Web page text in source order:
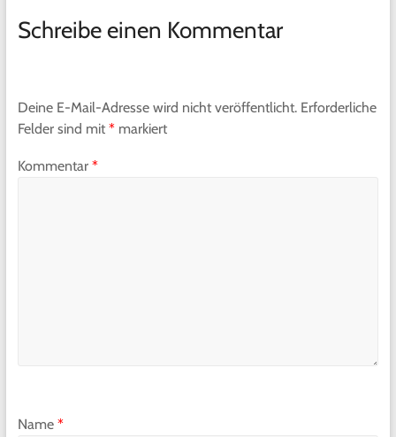
Schreibe einen Kommentar
Deine E-Mail-Adresse wird nicht veröffentlicht. Erforderliche
Felder sind mit *markiert
Kommentar *
Name *